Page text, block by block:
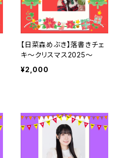
【日菜森めぶき】落書きチェ
キ～クリスマス2025～
¥2,000